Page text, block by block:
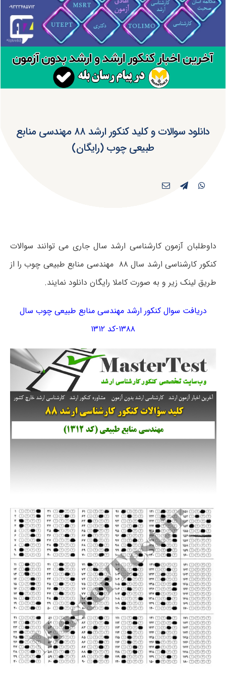
دانلود سوالات و کلید کنکور ارشد ۸۸ مهندسی منابع
طبیعی چوب (رایگان)
داوطلبان آزمون کارشناسی ارشد سال جاری می توانند سوالات
کنکور کارشناسی ارشد سال ۸۸ مهندسی منابع طبیعی چوب را از
طریق لینک زیر و به صورت کاملا رایگان دانلود نمایند.
دریافت سوال کنکور ارشد مهندسی منابع طبیعی چوب سال
۱۳۸۸-کد ۱۳۱۲